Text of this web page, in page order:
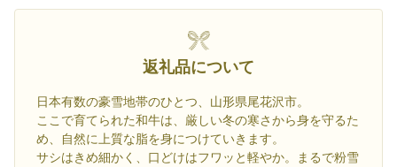
返礼品について
日本有数の豪雪地帯のひとつ、山形県尾花沢市。
ここで育てられた和牛は、厳しい冬の寒さから身を守るた
め、自然に上質な脂を身につけていきます。
サシはきめ細かく、口どけはフワッと軽やか。まるで粉雪